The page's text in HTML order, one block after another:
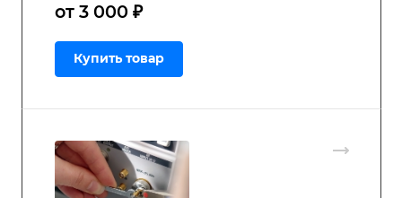
от 3 000 ₽
Купить товар